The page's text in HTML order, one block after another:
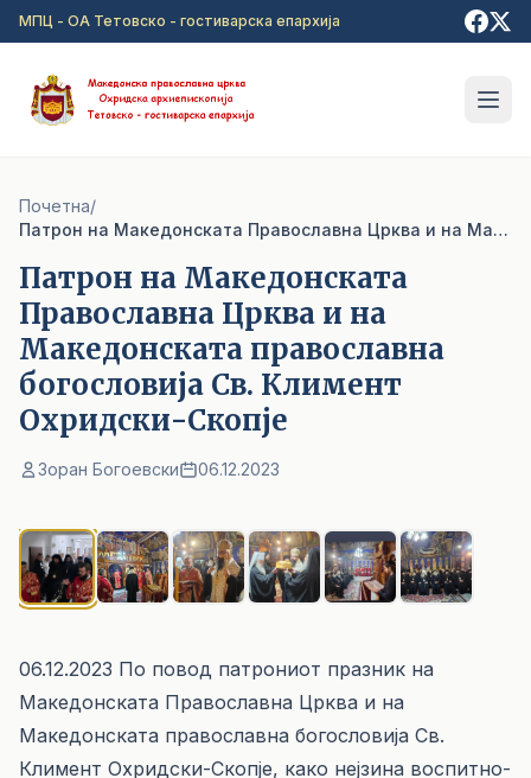
Прејди на главна содржина
МПЦ - ОА Тетовско - гостиварска епархија
Почетна/
Патрон на Македонската Православна Црква и на Македонската православна богословија Cв. Климент Охридски-Скопје
Патрон на Македонската
Православна Црква и на
Македонската православна
богословија Cв. Климент
Охридски-Скопје
Зоран Богоевски 06.12.2023
06.12.2023 По повод патрониот празник на
Македонската Православна Црква и на
Македонската православна богословија Cв.
Климент Охридски-Скопје, како нејзина воспитно-